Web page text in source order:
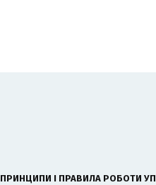
ПРИНЦИПИ І ПРАВИЛА РОБОТИ УП